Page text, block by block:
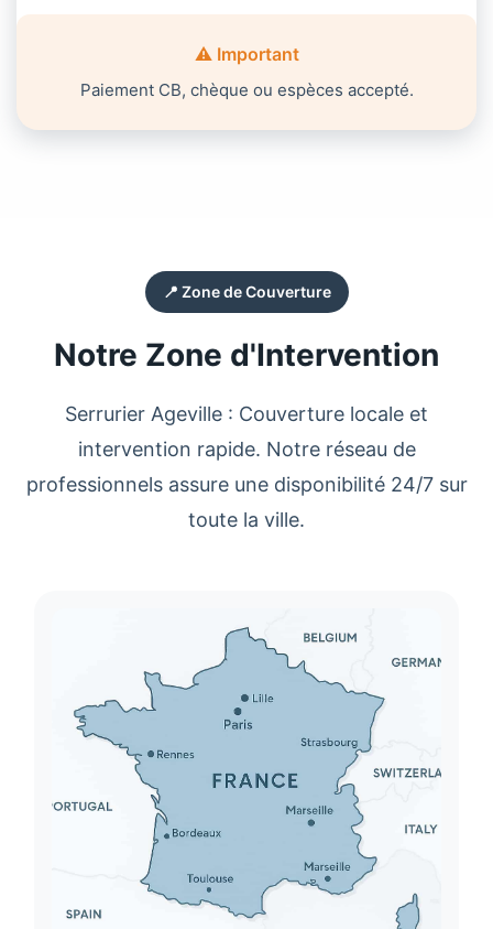
⚠️ Important
Paiement CB, chèque ou espèces accepté.
📍 Zone de Couverture
Notre Zone d'Intervention
Serrurier Ageville : Couverture locale et
intervention rapide. Notre réseau de
professionnels assure une disponibilité 24/7 sur
toute la ville.